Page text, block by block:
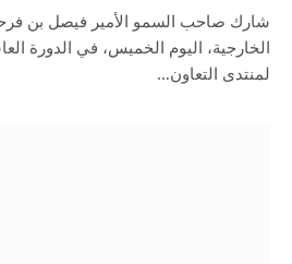
شارك صاحب السمو الأمير فيصل بن
الخارجية، اليوم الخميس، في الدورة
لمنتدى التعاون…